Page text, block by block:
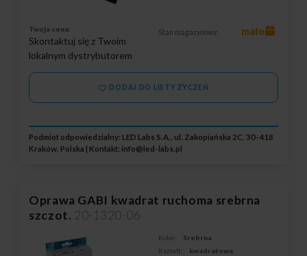
Twoja cena:
Skontaktuj się z Twoim
lokalnym dystrybutorem
Stan magazynowy: mało
DODAJ DO LISTY ŻYCZEŃ
Podmiot odpowiedzialny: LED Labs S.A., ul. Zakopiańska 2C, 30-418
Kraków, Polska | Kontakt: info@led-labs.pl
Oprawa GABI kwadrat ruchoma srebrna
szczot. 20-1320-06
Kolor:
Srebrna
Kształt:
kwadratowa